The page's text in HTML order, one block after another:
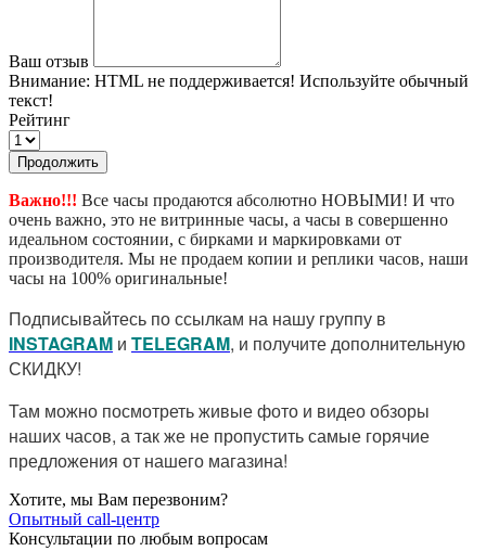
Ваш отзыв
Внимание: HTML не поддерживается! Используйте обычный
текст!
Рейтинг
Продолжить
Важно!!! Все часы продаются абсолютно НОВЫМИ! И что
очень важно, это не витринные часы, а часы в совершенно
идеальном состоянии, с бирками и маркировками от
производителя. Мы не продаем копии и реплики часов, наши
часы на 100% оригинальные!
Подписывайтесь по ссылкам на нашу группу в
INSTAGRAM и TELEGRAM, и получите дополнительную
СКИДКУ!
Там можно посмотреть живые фото и видео обзоры
наших часов, а так же не пропустить самые горячие
предложения от нашего магазина!
Хотите, мы Вам перезвоним?
Опытный call-центр
Консультации по любым вопросам